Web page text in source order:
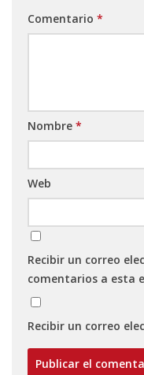
Comentario *
Nombre *
Web
Recibir un correo
comentarios a esta
Recibir un correo